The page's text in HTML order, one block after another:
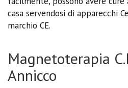
casa servendosi di apparecchi
marchio CE.
Magnetoterapia
Annicco